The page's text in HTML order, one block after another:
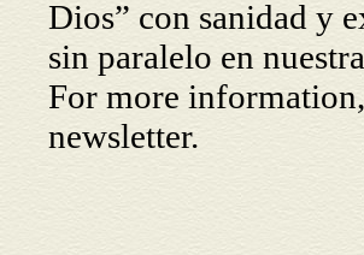
Dios” con sanidad y
sin paralelo en
For more information,
newsletter.